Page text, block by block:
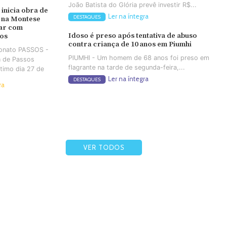
obra de
Montese
com
PASSOS -
de Passos
dia 27 de
João Batista do Glória prevê investir R$...
DESTAQUES Ler na íntegra
Idoso é preso após tentativa de abuso
contra criança de 10 anos em Piumhi
PIUMHI - Um homem de 68 anos foi preso em
flagrante na tarde de segunda-feira,...
DESTAQUES Ler na íntegra
VER TODOS